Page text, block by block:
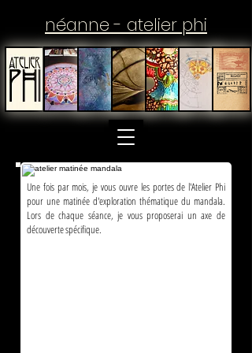
néanne - atelier phi
Une fois par mois, je vous ouvre les portes de l'Atelier Phi
pour une matinée d'exploration thématique du mandala.
Lors de chaque séance, je vous proposerai un axe de
découverte spécifique.